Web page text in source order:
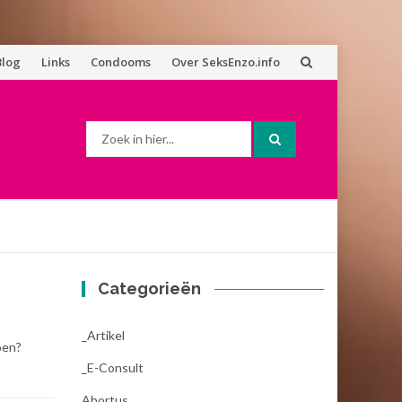
Links Condooms Over SeksEnzo.info
Categorieën
_Artikel
_E-Consult